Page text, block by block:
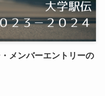
メンバーエントリーの